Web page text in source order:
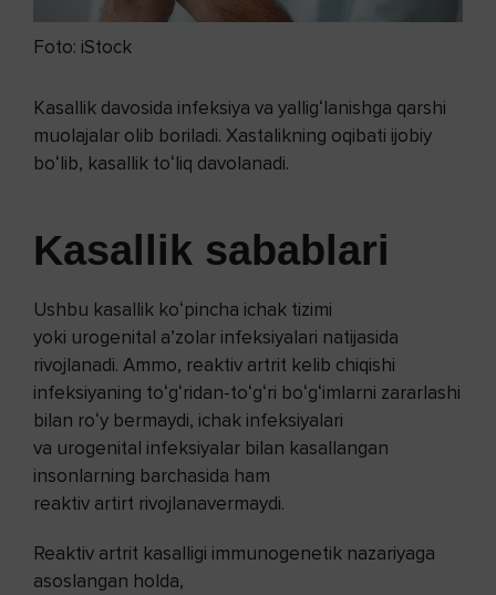
Foto: iStock
Kasallik davosida infeksiya va yalligʻlanishga qarshi
muolajalar olib boriladi. Xastalikning oqibati ijobiy
boʻlib, kasallik toʻliq davolanadi.
Kasallik sabablari
Ushbu kasallik koʻpincha ichak tizimi
yoki urogenital aʼzolar infeksiyalari natijasida
rivojlanadi. Ammo, reaktiv artrit kelib chiqishi
infeksiyaning toʻgʻridan-toʻgʻri boʻgʻimlarni zararlashi
bilan roʻy bermaydi, ichak infeksiyalari
va urogenital infeksiyalar bilan kasallangan
insonlarning barchasida ham
reaktiv artirt rivojlanavermaydi.
Reaktiv artrit kasalligi immunogenetik nazariyaga
asoslangan holda,